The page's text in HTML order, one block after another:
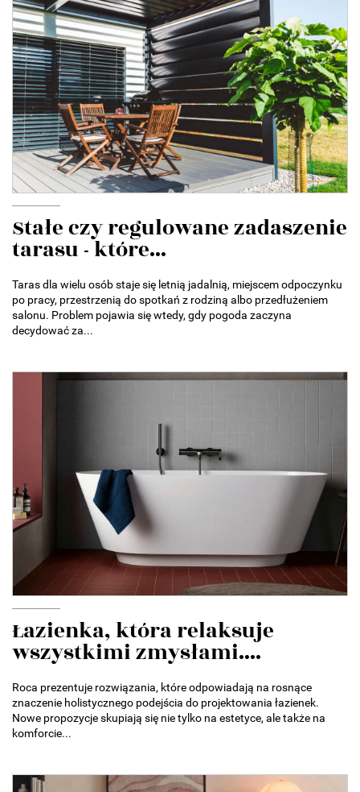
Stałe czy regulowane zadaszenie
tarasu - które...
Taras dla wielu osób staje się letnią jadalnią, miejscem odpoczynku
po pracy, przestrzenią do spotkań z rodziną albo przedłużeniem
salonu. Problem pojawia się wtedy, gdy pogoda zaczyna
decydować za...
Łazienka, która relaksuje
wszystkimi zmysłami....
Roca prezentuje rozwiązania, które odpowiadają na rosnące
znaczenie holistycznego podejścia do projektowania łazienek.
Nowe propozycje skupiają się nie tylko na estetyce, ale także na
komforcie...